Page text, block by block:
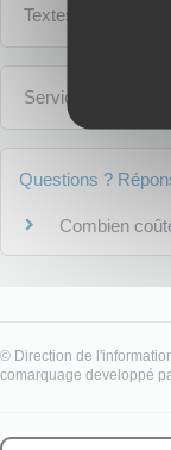
Textes de référence
Services en ligne
Questions ?
Combien
© Direction de
comarquage developpé